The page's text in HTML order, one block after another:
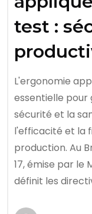
test :
L'ergonomie
essentielle pour
sécurité et la
l'efficacité et la
production. Au
17, émise par le
définit les